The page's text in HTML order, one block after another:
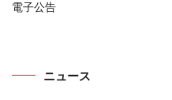
電子公告
ニュース